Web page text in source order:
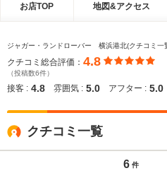
お店TOP 地図&アクセス
ジャガー・ランドローバー 横浜港北(クチコミ一
クチコミ総合評価： 4.8
（投稿数6件）
接客 : 4.8 雰囲気 : 5.0 アフター : 5.0
クチコミ一覧
6 件